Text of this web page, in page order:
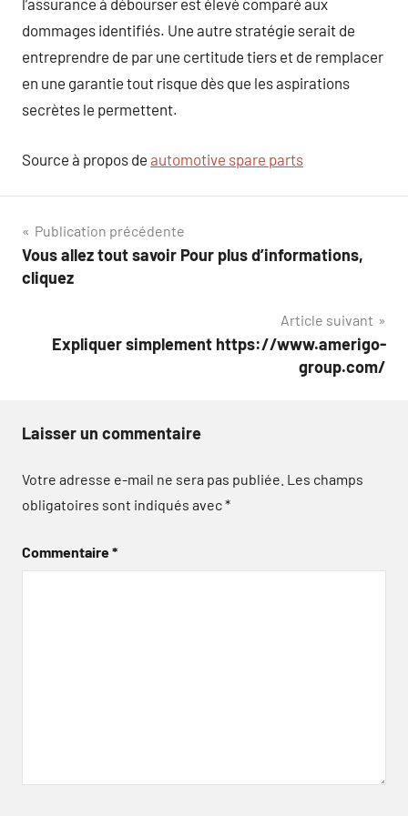
l’assurance à débourser est élevé comparé aux
dommages identifiés. Une autre stratégie serait de
entreprendre de par une certitude tiers et de remplacer
en une garantie tout risque dès que les aspirations
secrètes le permettent.
Source à propos de automotive spare parts
Navigation
de
Publication précédente
Vous allez tout savoir Pour plus d’informations,
cliquez
Article suivant
Expliquer simplement https://www.amerigo-
group.com/
Laisser un commentaire
Votre adresse e-mail ne sera pas publiée. Les champs
obligatoires sont indiqués avec*
Commentaire*